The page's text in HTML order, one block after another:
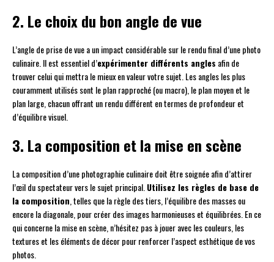
2. Le choix du bon angle de vue
L’angle de prise de vue a un impact considérable sur le rendu final d’une photo
culinaire. Il est essentiel d’expérimenter différents angles afin de
trouver celui qui mettra le mieux en valeur votre sujet. Les angles les plus
couramment utilisés sont le plan rapproché (ou macro), le plan moyen et le
plan large, chacun offrant un rendu différent en termes de profondeur et
d’équilibre visuel.
3. La composition et la mise en scène
La composition d’une photographie culinaire doit être soignée afin d’attirer
l’œil du spectateur vers le sujet principal.Utilisez les règles de base de
la composition, telles que la règle des tiers, l’équilibre des masses ou
encore la diagonale, pour créer des images harmonieuses et équilibrées. En ce
qui concerne la mise en scène, n’hésitez pas à jouer avec les couleurs, les
textures et les éléments de décor pour renforcer l’aspect esthétique de vos
photos.